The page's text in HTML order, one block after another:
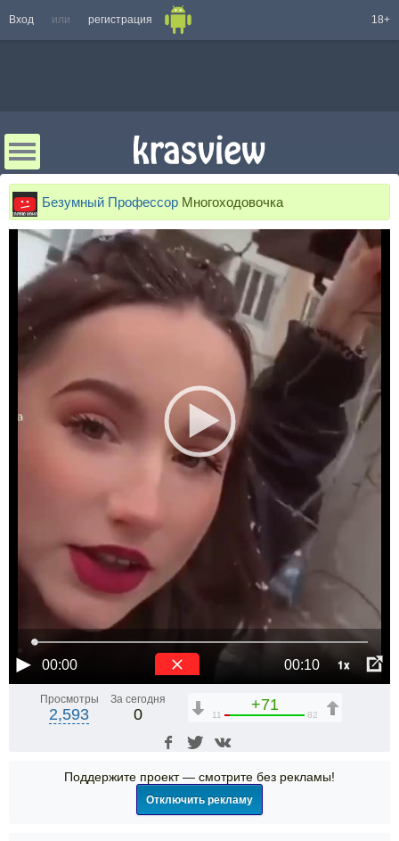
Вход или регистрация 18+
Безумный Профессор Многоходовочка
00:00 00:10 1x
Просмотры
2,593
За сегодня
0
+71
11 82
Поддержите проект — смотрите без рекламы!
Отключить рекламу